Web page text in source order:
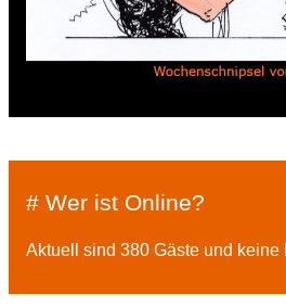
# Wer ist Online?
Aktuell sind 380 Gäste und